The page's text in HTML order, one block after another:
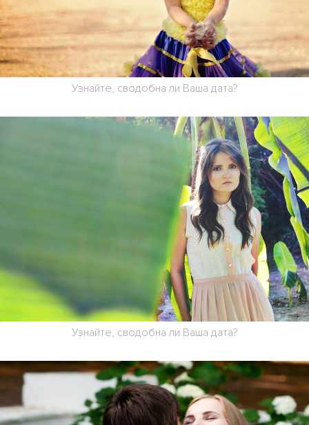
Узнайте, сводобна ли Ваша дата?
Узнайте, сводобна ли Ваша дата?